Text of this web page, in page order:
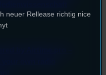
own radio
neuer Rellease richtig nice